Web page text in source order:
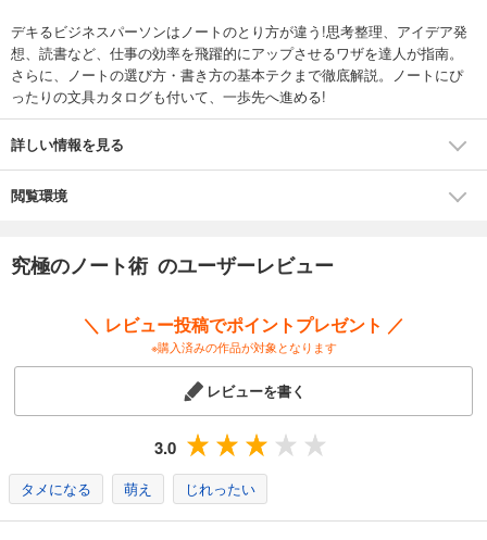
デキるビジネスパーソンはノートのとり方が違う!思考整理、アイデア発
想、読書など、仕事の効率を飛躍的にアップさせるワザを達人が指南。
さらに、ノートの選び方・書き方の基本テクまで徹底解説。ノートにぴ
ったりの文具カタログも付いて、一歩先へ進める!
詳しい情報を見る
閲覧環境
究極のノート術 のユーザーレビュー
＼ レビュー投稿でポイントプレゼント ／
※購入済みの作品が対象となります
レビューを書く
3.0
タメになる 萌え じれったい